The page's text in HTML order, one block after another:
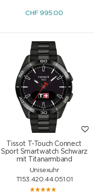
CHF995.00
Tissot T-Touch Connect
Sport Smartwatch Schwarz
mit Titanarmband
Unisexuhr
T153.420.44.051.01